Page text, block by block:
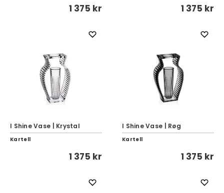
1 375 kr 1 375 kr
I Shine Vase | Krystal
Kartell
1 375 kr
I Shine Vase | Røg
Kartell
1 375 kr